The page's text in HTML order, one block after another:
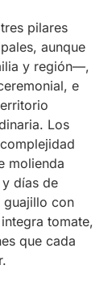
pilares
aunque
y región—,
e
Los
molienda
días de
guajillo con
tomate,
que cada